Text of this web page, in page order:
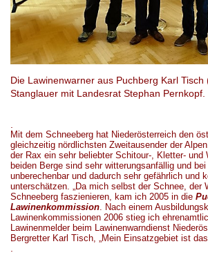
Die Lawinenwarner aus Puchberg Karl Tisch
Stanglauer mit Landesrat Stephan Pernkopf.
.
Mit dem Schneeberg hat Niederösterreich den
gleichzeitig nördlichsten Zweitausender der
der Rax ein sehr beliebter Schitour-, Kletter- und
beiden Berge sind sehr witterungsanfällig und
unberechenbar und dadurch sehr gefährlich und
unterschätzen. „Da mich selbst der Schnee, der
Schneeberg faszienieren, kam ich 2005 in die
Lawinenkommission. Nach einem
Lawinenkommissionen 2006 stieg ich
Lawinenmelder beim Lawinenwarndienst
Bergretter Karl Tisch, „Mein Einsatzgebiet ist
.